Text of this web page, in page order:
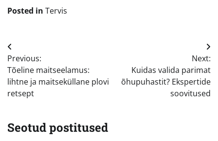
Posted in Tervis
Navigeerimine
Previous:
Tõeline maitseelamus:
lihtne ja maitseküllane plovi
retsept
Next:
Kuidas valida parimat
õhupuhastit? Ekspertide
soovitused
Seotud postitused